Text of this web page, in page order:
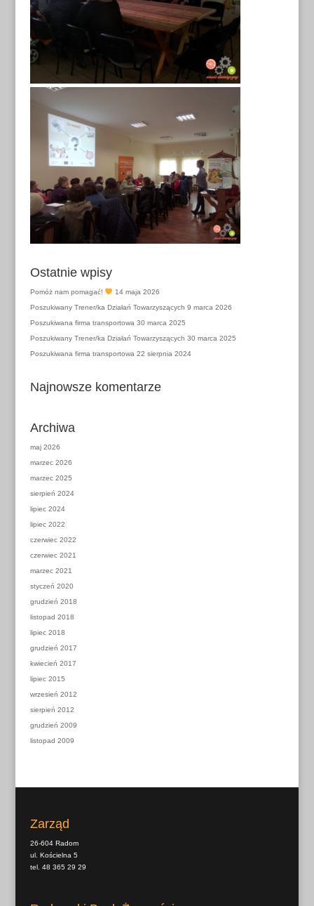
Ostatnie wpisy
Pomóż nam pomagać!
14 maja 2026
Poszukiwany Trener/ka Działań Towarzyszących 9 marca 2026
Poszukiwana firma transportowa 30 marca 2025
Poszukiwany Trener/ka Działań Towarzyszących 30 marca 2025
Poszukiwana firma transportowa 22 sierpnia 2024
Najnowsze komentarze
Archiwa
maj 2026
marzec 2026
marzec 2025
sierpień 2024
lipiec 2024
lipiec 2022
czerwiec 2022
czerwiec 2021
marzec 2021
styczeń 2020
grudzień 2018
listopad 2018
lipiec 2018
grudzień 2017
kwiecień 2017
lipiec 2015
wrzesień 2012
sierpień 2012
grudzień 2009
listopad 2009
Zarząd
26-604 Radom
ul. Kościelna 5
tel. 48 365 29 29